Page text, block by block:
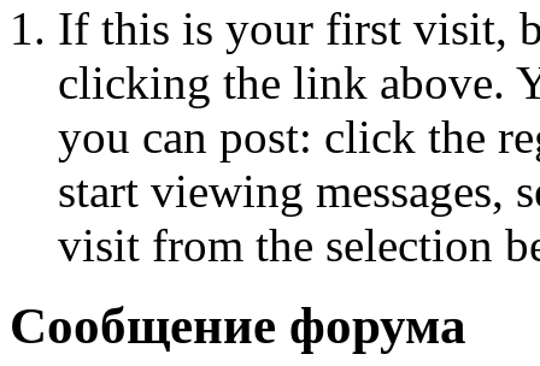
If this is your first visit,
clicking the link above.
you can post: click the
start viewing messages,
visit from the selection
Сообщение форума